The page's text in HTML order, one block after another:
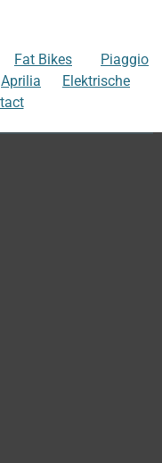
Fat Bikes
Piaggio
Aprilia
Elektrische